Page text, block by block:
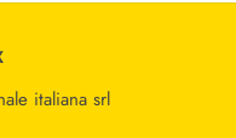
italiana srl